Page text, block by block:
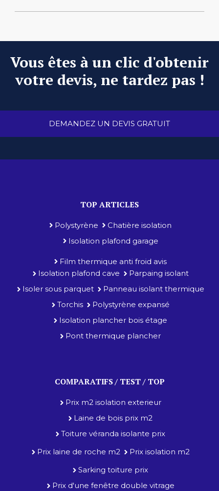
Vous êtes à un clic d'obtenir
votre devis, ne tardez pas !
DEMANDEZ UN DEVIS GRATUIT
TOP ARTICLES
Polystyrène
Chatière isolation
Isolation plafond garage
Film thermique anti froid avis
Isolation plafond cave
Parpaing isolant
Isoler sous parquet
Panneau isolant thermique
Torchis
Polystyrène expansé
Isolation plancher bois étage
Pont thermique plancher
COMPARATIFS / TEST / TOP
Prix m2 isolation exterieur
Laine de bois prix m2
Toiture véranda isolante prix
Prix laine de roche m2
Prix isolation m2
Sarking toiture prix
Prix d'une fenêtre double vitrage